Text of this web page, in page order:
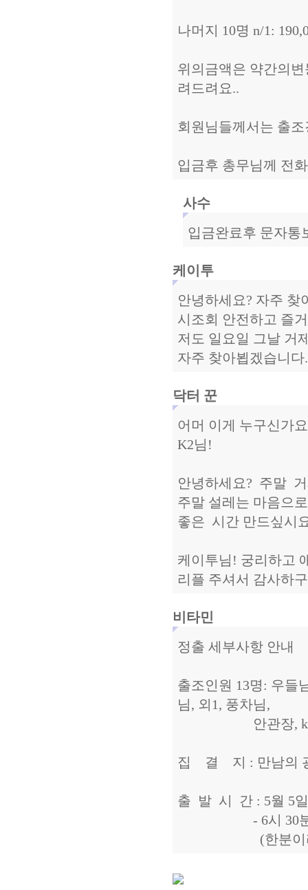
나머지 10명 n/1:
위의금액은 약간의
려드려요..
회원님들께서는 출
입금후 총무님께 전
사수
입금완료후 문자통
케이투
안녕하세요? 자주 찾
시조회 안전하고 즐
저도 일요일 그날 거
자주 찾아뵙겠습니다
닥터 꾼
어머 이게 누구신가
K2님!
안녕하세요? 주말
주말 설레는 마음으
좋은 시간 만드싶시
케이투님! 궁리하고
리플 주셔서 감사하
비타민
정출 세부사항 안내
출조인원 13명: 우들
님, 외1, 풍차님,
안관장, kim's
집 결 지 : 만남의
출 발 시 간 : 5월 5
- 6시 30분 까
(한분이라도 늦